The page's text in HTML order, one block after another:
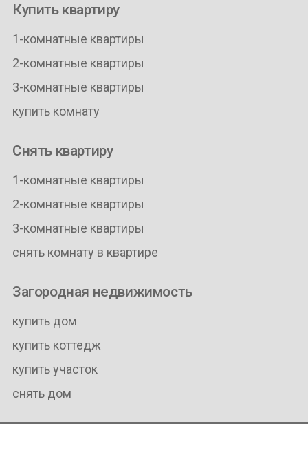
Купить квартиру
1-комнатные квартиры
2-комнатные квартиры
3-комнатные квартиры
купить комнату
Снять квартиру
1-комнатные квартиры
2-комнатные квартиры
3-комнатные квартиры
снять комнату в квартире
Загородная недвижимость
купить дом
купить коттедж
купить участок
снять дом